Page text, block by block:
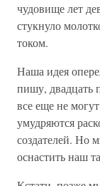
чудовище лет
стукнуло
током.
Наша идея
пишу, двадцать
все еще не
умудряются
создателей. Но
оснастить наш